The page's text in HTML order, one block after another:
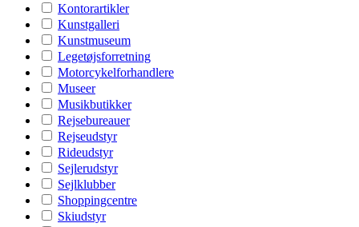
Kontorartikler
Kunstgalleri
Kunstmuseum
Legetøjsforretning
Motorcykelforhandlere
Museer
Musikbutikker
Rejsebureauer
Rejseudstyr
Rideudstyr
Sejlerudstyr
Sejlklubber
Shoppingcentre
Skiudstyr